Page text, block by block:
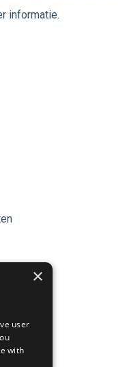
informatie.
×
user
with